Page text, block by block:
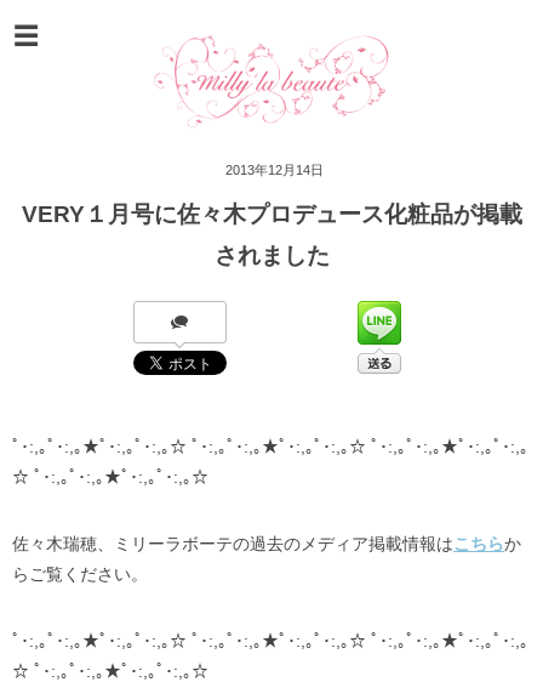
2013年12月14日
VERY１月号に佐々木プロデュース化粧品が掲載
されました
ﾟ･:,｡ﾟ･:,｡★ﾟ･:,｡ﾟ･:,｡☆ ﾟ･:,｡ﾟ･:,｡★ﾟ･:,｡ﾟ･:,｡☆ ﾟ･:,｡ﾟ･:,｡★ﾟ･:,｡ﾟ･:,｡
☆ ﾟ･:,｡ﾟ･:,｡★ﾟ･:,｡ﾟ･:,｡☆
佐々木瑞穂、ミリーラボーテの過去のメディア掲載情報はこちらか
らご覧ください。
ﾟ･:,｡ﾟ･:,｡★ﾟ･:,｡ﾟ･:,｡☆ ﾟ･:,｡ﾟ･:,｡★ﾟ･:,｡ﾟ･:,｡☆ ﾟ･:,｡ﾟ･:,｡★ﾟ･:,｡ﾟ･:,｡
☆ ﾟ･:,｡ﾟ･:,｡★ﾟ･:,｡ﾟ･:,｡☆